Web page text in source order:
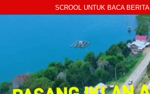
ke
SCROOL UNTUK BACA BERITA